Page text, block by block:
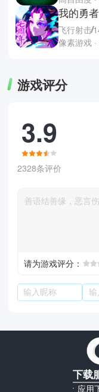
我的勇
飞行射击
像素游戏
游戏评分
3.9
2328条评价
请为游戏评分：
下载
应用